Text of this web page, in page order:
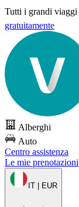
Tutti i grandi viaggi
gratuitamente
Alberghi
Auto
Centro assistenza
Le mie prenotazioni
IT | EUR